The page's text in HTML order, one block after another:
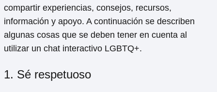
compartir experiencias, consejos, recursos,
información y apoyo. A continuación se describen
algunas cosas que se deben tener en cuenta al
utilizar un chat interactivo LGBTQ+.
1. Sé respetuoso